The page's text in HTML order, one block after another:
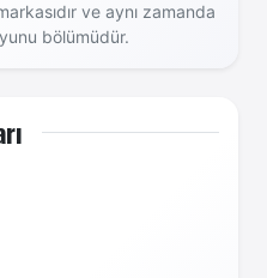
ve aynı zamanda
bölümüdür.